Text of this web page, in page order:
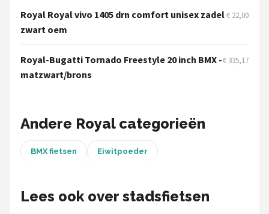
AXA
New Looxs
BBB Cycling
Cortina
Royal Royal vivo 1405 drn comfort unisex zadel
zwart oem
€ 22,00
Royal-Bugatti Tornado Freestyle 20 inch BMX -
matzwart/brons
€ 335,17
Andere Royal categorieën
BMX fietsen Eiwitpoeder
Lees ook over stadsfietsen